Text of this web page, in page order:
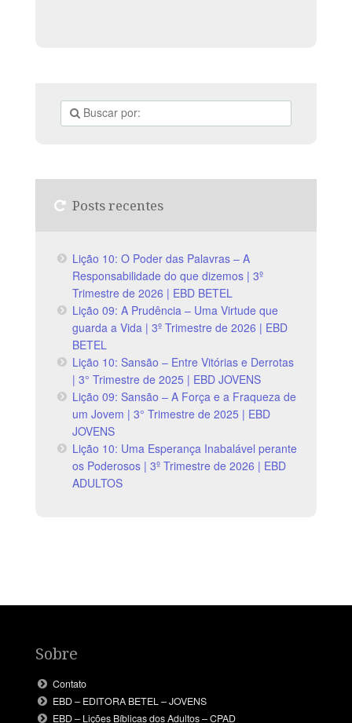
Posts recentes
Lição 10: O Poder das Palavras – A
Responsabilidade do que dizemos | 3º
Trimestre de 2026 | EBD BETEL
Lição 09: A Prudência – Uma Virtude que
guarda a Vida | 3º Trimestre de 2026 | EBD
BETEL
Lição 10: Sansão – Entre Vitórias e Derrotas
| 3° Trimestre de 2025 | EBD JOVENS
Lição 09: Sansão – A Força e a Fraqueza de
um Jovem | 3° Trimestre de 2025 | EBD
JOVENS
Lição 10: Uma Esperança Inabalável perante
os Poderosos | 3º Trimestre de 2026 | EBD
ADULTOS
Sobre
Contato
EBD – EDITORA BETEL – JOVENS
EBD – Lições Bíblicas dos Adultos – CPAD